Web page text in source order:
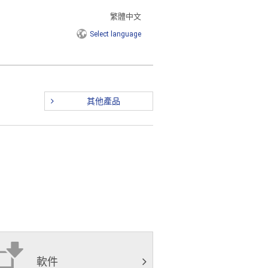
繁體中文
Select language
其他產品
軟件